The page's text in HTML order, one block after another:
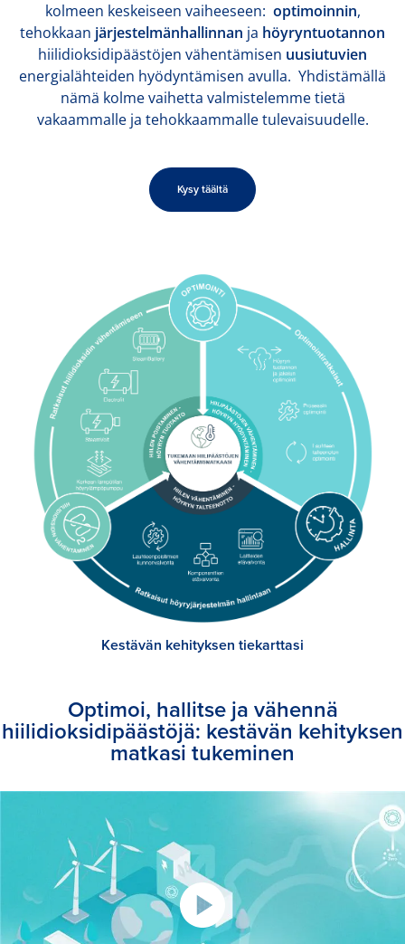
kolmeen keskeiseen vaiheeseen: optimoinnin,
tehokkaan järjestelmänhallinnan ja höyryntuotannon
hiilidioksidipäästöjen vähentämisen uusiutuvien
energialähteiden hyödyntämisen avulla. Yhdistämällä
nämä kolme vaihetta valmistelemme tietä
vakaammalle ja tehokkaammalle tulevaisuudelle.
Kysy täältä
Kestävän kehityksen tiekarttasi
Optimoi, hallitse ja vähennä
hiilidioksidipäästöjä: kestävän kehityksen
matkasi tukeminen